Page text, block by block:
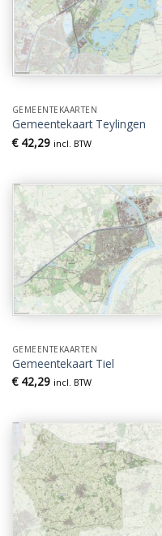
GEMEENTEKAARTEN
Gemeentekaart Teylingen
€42,29 incl. BTW
GEMEENTEKAARTEN
Gemeentekaart Tiel
€42,29 incl. BTW